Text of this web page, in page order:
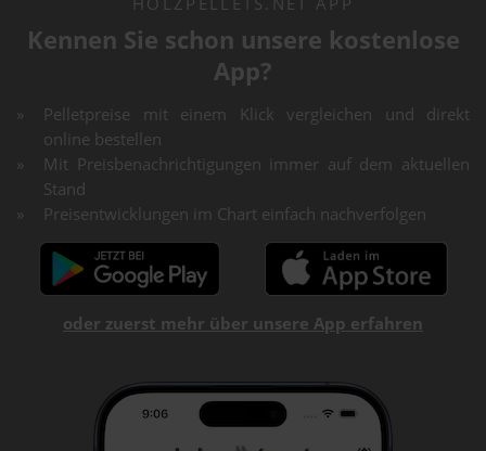
Kennen Sie schon unsere kostenlose
App?
Pelletpreise mit einem Klick vergleichen und direkt
online bestellen
Mit Preisbenachrichtigungen immer auf dem aktuellen
Stand
Preisentwicklungen im Chart einfach nachverfolgen
oder zuerst mehr über unsere App erfahren